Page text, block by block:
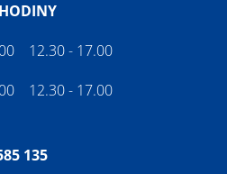
12.30 - 17.00
12.30 - 17.00
135